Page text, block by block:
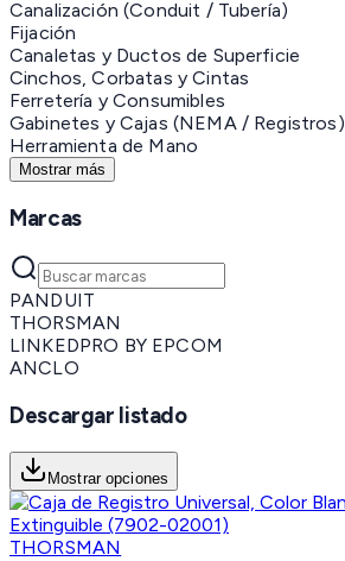
Canalización (Conduit / Tubería)
Fijación
Canaletas y Ductos de Superficie
Cinchos, Corbatas y Cintas
Ferretería y Consumibles
Gabinetes y Cajas (NEMA / Registros)
Herramienta de Mano
Mostrar más
Marcas
PANDUIT
THORSMAN
LINKEDPRO BY EPCOM
ANCLO
Descargar listado
Mostrar opciones
THORSMAN